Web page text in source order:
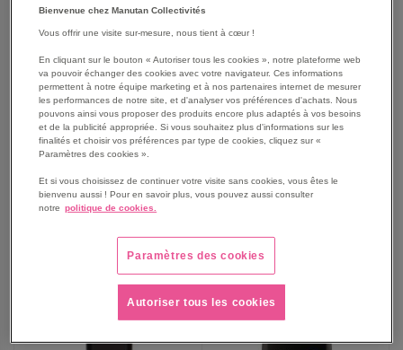
portable - Chauvin Arnoux
À partir de
590,00 €
708,00 € TTC
AJOUTER
AUX
2modèles VOIR
309,00 €
370,80 € TTC
AUX
Bienvenue chez Manutan Collectivités
Vous offrir une visite sur-mesure, nous tient à cœur !
En cliquant sur le bouton « Autoriser tous les cookies », notre plateforme web
va pouvoir échanger des cookies avec votre navigateur. Ces informations
permettent à notre équipe marketing et à nos partenaires internet de mesurer
les performances de notre site, et d'analyser vos préférences d'achats. Nous
pouvons ainsi vous proposer des produits encore plus adaptés à vos besoins
et de la publicité appropriée. Si vous souhaitez plus d'informations sur les
finalités et choisir vos préférences par type de cookies, cliquez sur «
Paramètres des cookies ».
Et si vous choisissez de continuer votre visite sans cookies, vous êtes le
bienvenu aussi ! Pour en savoir plus, vous pouvez aussi consulter
notre politique de cookies.
Paramètres des cookies
Autoriser tous les cookies